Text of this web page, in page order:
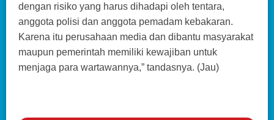
dengan risiko yang harus dihadapi oleh tentara,
anggota polisi dan anggota pemadam kebakaran.
Karena itu perusahaan media dan dibantu masyarakat
maupun pemerintah memiliki kewajiban untuk
menjaga para wartawannya,” tandasnya. (Jau)